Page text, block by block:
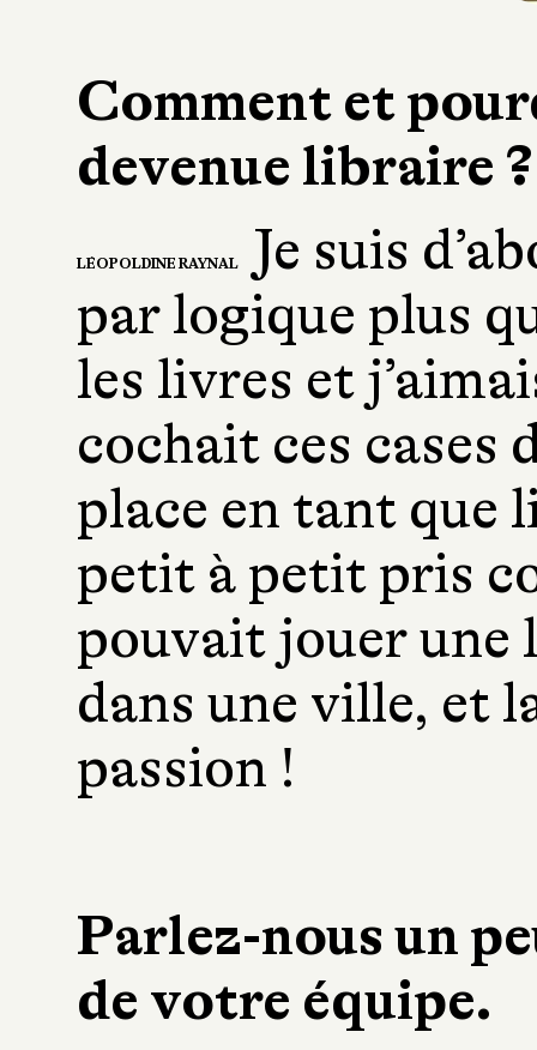
Comment et
devenue libraire ?
LÉOPOLDINE RAYNAL
Je suis
par logique plus
les livres et
cochait ces cases
place en tant que
petit à petit pris
pouvait jouer
dans une ville, et
passion !
Parlez-nous un
de votre équipe.